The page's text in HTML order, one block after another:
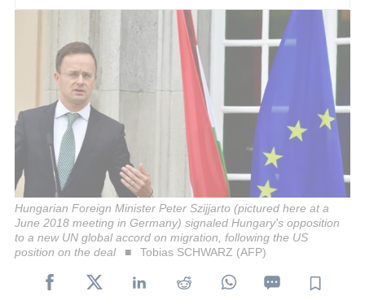
Hungarian Foreign Minister Peter Szijjarto (pictured here at a
June 2018 meeting in Germany) signaled Hungary's opposition
to a new UN global accord on migration, following the US
position on the deal
Tobias SCHWARZ (AFP)